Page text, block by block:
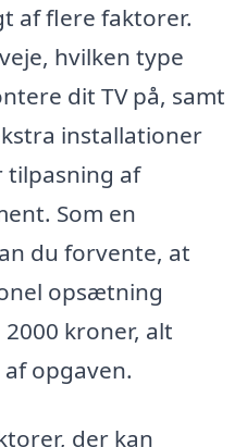
af flere faktorer.
hvilken type
dit TV på, samt
installationer
tilpasning af
Som en
du forvente, at
opsætning
kroner, alt
opgaven.
der kan